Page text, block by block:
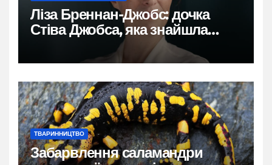
Ліза Бреннан-Джобс: дочка
Стіва Джобса, яка знайшла
власний голос
ТВАРИННИЦТВО
Забарвлення саламандри